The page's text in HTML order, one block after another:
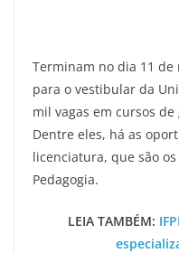
Terminam no dia 11 de
para o vestibular da
mil vagas em cursos
Dentre eles, há as
licenciatura, que são
Pedagogia.
LEIA TAMBÉM: